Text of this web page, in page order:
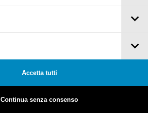
Accetta tutti
Continua senza consenso